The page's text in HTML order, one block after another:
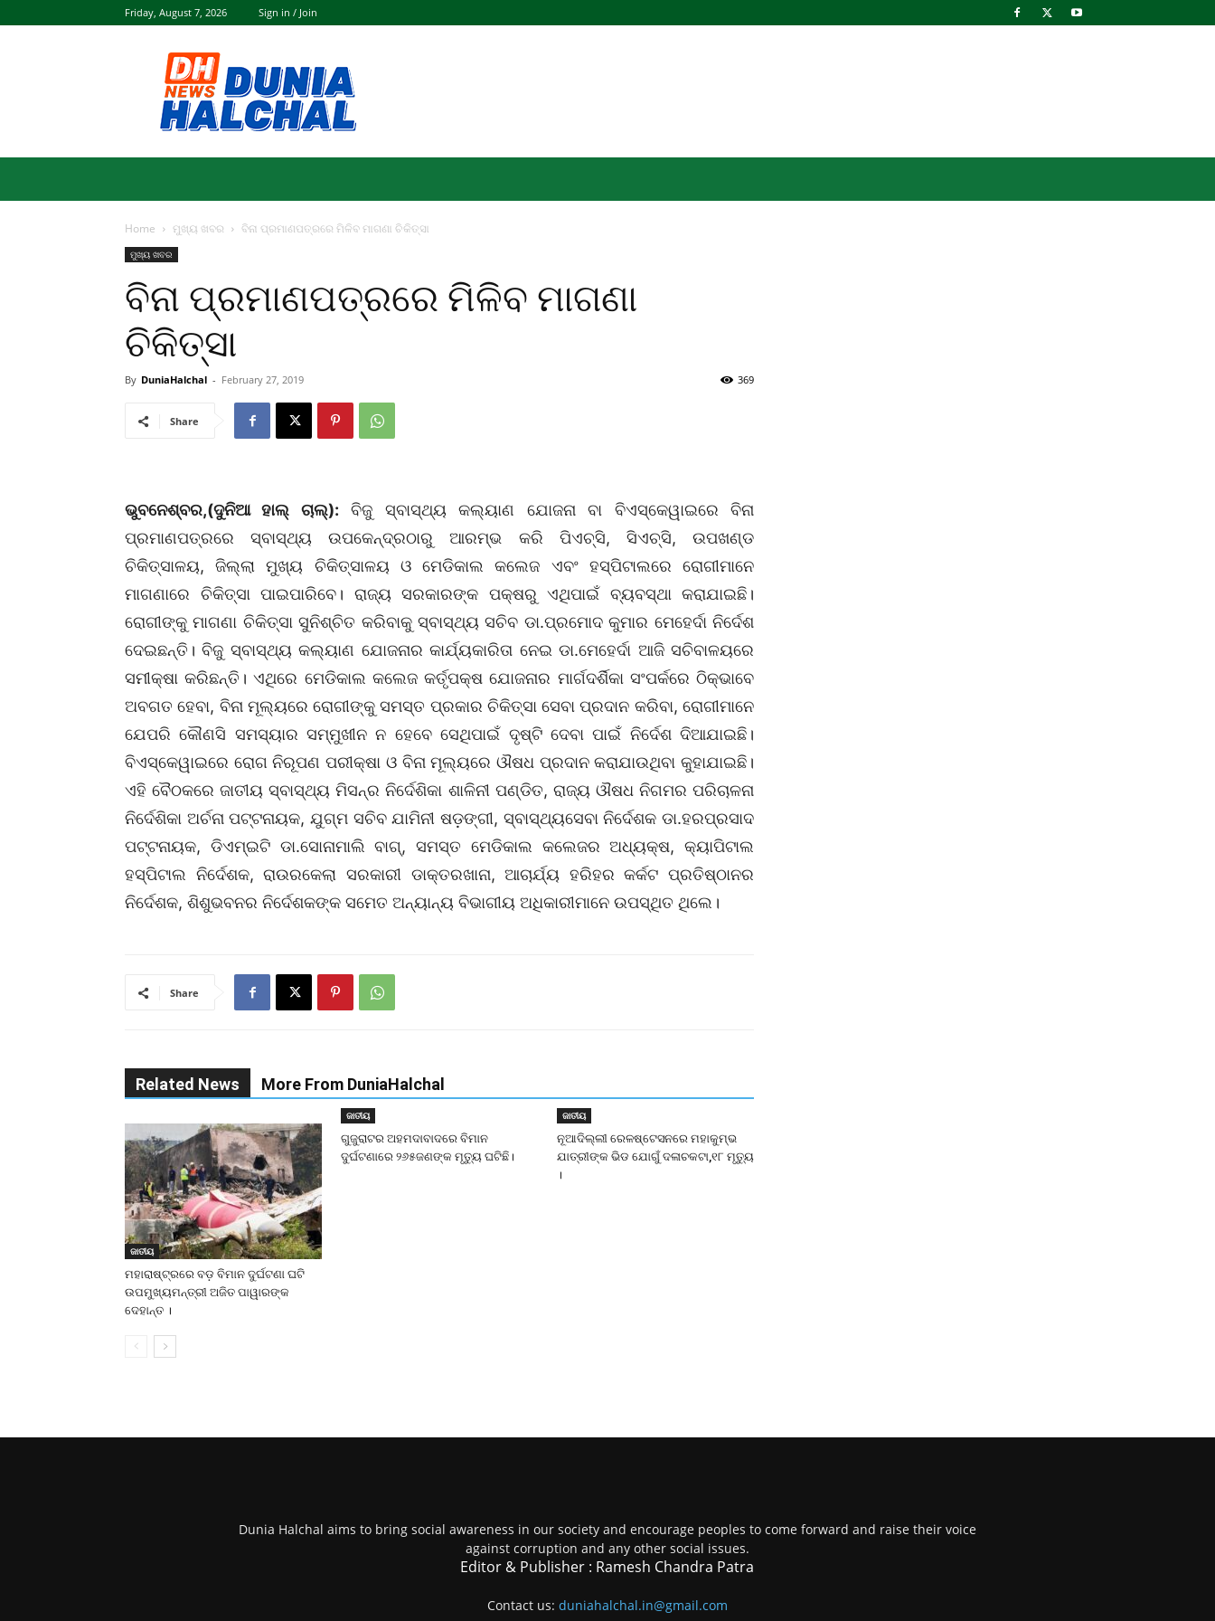
Friday, August 7, 2026 Sign in / Join
Halchal
Home ମୁଖ୍ୟ ଖବର ବିନା ପ୍ରମାଣପତ୍ରରେ ମିଳିବ ମାଗଣା ଚିକିତ୍ସା
ମୁଖ୍ୟ ଖବର
ବିନା ପ୍ରମାଣପତ୍ରରେ ମିଳିବ ମାଗଣା
ଚିକିତ୍ସା
By DuniaHalchal - February 27, 2019 369
Share
ଭୁବନେଶ୍ବର,(ଦୁନିଆ ହାଲ୍ ଚାଲ୍): ବିଜୁ ସ୍ବାସ୍ଥ୍ୟ କଲ୍ୟାଣ ଯୋଜନା ବା ବିଏସ୍‌କେୱାଇରେ ବିନା
ପ୍ରମାଣପତ୍ରରେ ସ୍ବାସ୍ଥ୍ୟ ଉପକେନ୍ଦ୍ରଠାରୁ ଆରମ୍ଭ କରି ପିଏଚ୍‌ସି, ସିଏଚ୍‌ସି, ଉପଖଣ୍ଡ
ଚିକିତ୍ସାଳୟ, ଜିଲ୍ଲା ମୁଖ୍ୟ ଚିକିତ୍ସାଳୟ ଓ ମେଡିକାଲ କଲେଜ ଏବଂ ହସ୍ପିଟାଲରେ ରୋଗୀମାନେ
ମାଗଣାରେ ଚିକିତ୍ସା ପାଇପାରିବେ। ରାଜ୍ୟ ସରକାରଙ୍କ ପକ୍ଷରୁ ଏଥିପାଇଁ ବ୍ୟବସ୍ଥା କରାଯାଇଛି।
ରୋଗୀଙ୍କୁ ମାଗଣା ଚିକିତ୍ସା ସୁନିଶ୍ଚିତ କରିବାକୁ ସ୍ବାସ୍ଥ୍ୟ ସଚିବ ଡା.ପ୍ରମୋଦ କୁମାର ମେହେର୍ଦା ନିର୍ଦେଶ
ଦେଇଛନ୍ତି। ବିଜୁ ସ୍ବାସ୍ଥ୍ୟ କଲ୍ୟାଣ ଯୋଜନାର କାର୍ଯ୍ୟକାରିତା ନେଇ ଡା.ମେହେର୍ଦା ଆଜି ସଚିବାଳୟରେ
ସମୀକ୍ଷା କରିଛନ୍ତି। ଏଥିରେ ମେଡିକାଲ କଲେଜ କର୍ତୃପକ୍ଷ ଯୋଜନାର ମାର୍ଗଦର୍ଶିକା ସଂପର୍କରେ ଠିକ୍‌ଭାବେ
ଅବଗତ ହେବା, ବିନା ମୂଲ୍ୟରେ ରୋଗୀଙ୍କୁ ସମସ୍ତ ପ୍ରକାର ଚିକିତ୍ସା ସେବା ପ୍ରଦାନ କରିବା, ରୋଗୀମାନେ
ଯେପରି କୌଣସି ସମସ୍ୟାର ସମ୍ମୁଖୀନ ନ ହେବେ ସେଥିପାଇଁ ଦୃଷ୍ଟି ଦେବା ପାଇଁ ନିର୍ଦେଶ ଦିଆଯାଇଛି।
ବିଏସ୍‌କେୱାଇରେ ରୋଗ ନିରୂପଣ ପରୀକ୍ଷା ଓ ବିନା ମୂଲ୍ୟରେ ଔଷଧ ପ୍ରଦାନ କରାଯାଉଥିବା କୁହାଯାଇଛି।
ଏହି ବୈଠକରେ ଜାତୀୟ ସ୍ବାସ୍ଥ୍ୟ ମିସନ୍‌ର ନିର୍ଦେଶିକା ଶାଳିନୀ ପଣ୍ଡିତ, ରାଜ୍ୟ ଔଷଧ ନିଗମର ପରିଚାଳନା
ନିର୍ଦେଶିକା ଅର୍ଚନା ପଟ୍ଟନାୟକ, ଯୁଗ୍ମ ସଚିବ ଯାମିନୀ ଷଡ଼ଙ୍ଗୀ, ସ୍ବାସ୍ଥ୍ୟସେବା ନିର୍ଦେଶକ ଡା.ହରପ୍ରସାଦ
ପଟ୍ଟନାୟକ, ଡିଏମ୍‌ଇଟି ଡା.ସୋନାମାଲି ବାଗ୍, ସମସ୍ତ ମେଡିକାଲ କଲେଜର ଅଧ୍ୟକ୍ଷ, କ୍ୟାପିଟାଲ
ହସ୍ପିଟାଲ ନିର୍ଦେଶକ, ରାଉରକେଲା ସରକାରୀ ‌ଡାକ୍ତରଖାନା, ଆଚାର୍ଯ୍ୟ ହରିହର କର୍କଟ ପ୍ରତିଷ୍ଠାନର
ନିର୍ଦେଶକ, ଶିଶୁଭବନର ନିର୍ଦେଶକଙ୍କ ସମେତ ଅନ୍ୟାନ୍ୟ ବିଭାଗୀୟ ଅଧିକାରୀମାନେ ଉପସ୍ଥିତ ଥିଲେ।
Share
Related News More From DuniaHalchal
ଜାତୀୟ
ମହାରାଷ୍ଟ୍ରରେ ବଡ଼ ବିମାନ ଦୁର୍ଘଟଣା ଘଟି
ଉପମୁଖ୍ୟମନ୍ତ୍ରୀ ଅଜିତ ପାୱାରଙ୍କ
ଦେହାନ୍ତ ।
ଜାତୀୟ
ଗୁଜୁରାଟର ଅହମଦାବାଦରେ ବିମାନ
ଦୁର୍ଘଟଣାରେ ୨୬୫ଜଣଙ୍କ ମୃତ୍ୟୁ ଘଟିଛି।
ଜାତୀୟ
ନୂଆଦିଲ୍ଲୀ ରେଳଷ୍ଟେସନରେ ମହାକୁମ୍ଭ
ଯାତ୍ରୀଙ୍କ ଭିଡ ଯୋଗୁଁ ଦଳାଚକଟା,୧୮ ମୃତ୍ୟୁ
।
Dunia Halchal aims to bring social awareness in our society and encourage peoples to come forward and raise their voice
against corruption and any other social issues.
Editor & Publisher : Ramesh Chandra Patra
Contact us: duniahalchal.in@gmail.com